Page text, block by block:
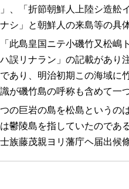
、「折節朝鮮人上陸シ造
シ」と朝鮮人の来島等の具
此島皇国ニテ小磯竹又松嶋
誤リナラン」の記載があ
あり、明治初期この海域
が磯竹島の呼称も含めて
の巨岩の島を松島というの
鬱陵島を指していたので
族藤茂親ヨリ藩庁ヘ届出